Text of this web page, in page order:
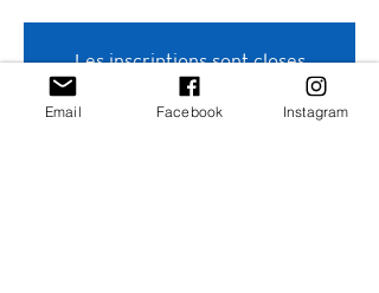
Les inscriptions sont closes
Voir autres événements
Email Facebook Instagram